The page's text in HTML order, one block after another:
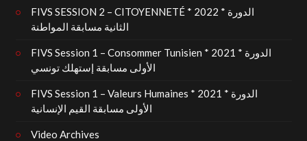
FIVS SESSION 2 – CITOYENNETÉ * 2022 * الدورة
الثانية مسابقة المواطنة
FIVS Session 1 – Consommer Tunisien * 2021 * الدورة
الأولى مسابقة إستهلك تونسي
FIVS Session 1 – Valeurs Humaines * 2021 * الدورة
الأولى مسابقة القيم الإنسانية
Video Archives